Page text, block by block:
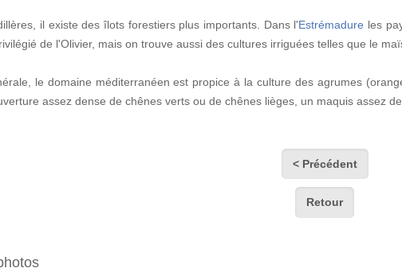
il existe des îlots forestiers plus importants. Dans l'Estrémadure les
de l'Olivier, mais on trouve aussi des cultures irriguées telles que le
le domaine méditerranéen est propice à la culture des agrumes
assez dense de chênes verts ou de chênes lièges, un maquis assez
< Précédent
Retour